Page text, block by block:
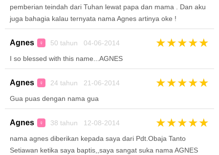
pemberian teindah dari Tuhan lewat papa dan mama . Dan aku
juga bahagia kalau ternyata nama Agnes artinya oke !
Agnes ♀ 50 tahun 04-06-2014 ★★★★★
I so blessed with this name...AGNES
Agnes ♀ 24 tahun 21-06-2014 ★★★★★
Gua puas dengan nama gua
Agnes ♀ 38 tahun 12-08-2014 ★★★★★
nama agnes diberikan kepada saya dari Pdt.Obaja Tanto
Setiawan ketika saya baptis,,saya sangat suka nama AGNES